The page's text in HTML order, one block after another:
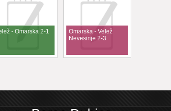
- Omarska 2-1
Omarska - Velež
Nevesinje 2-3